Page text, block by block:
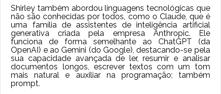
Shirley também abordou linguagens tecnológicas que
não são conhecidas por todos, como o Claude, que é
uma família de assistentes de inteligência artificial
generativa criada pela empresa Anthropic. Ele
funciona de forma semelhante ao ChatGPT (da
OpenAI) e ao Gemini (do Google), destacando-se pela
sua capacidade avançada de ler, resumir e analisar
documentos longos, escrever textos com um tom
mais natural e auxiliar na programação; também
prompt.